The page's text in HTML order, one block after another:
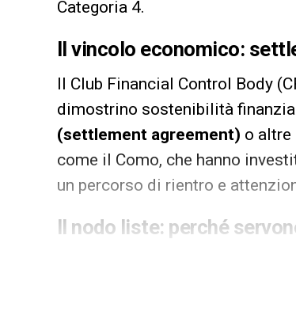
Categoria 4.
Il vincolo economico:
Il Club Financial Control Body
dimostrino sostenibilità
(settlement agreement) o altre
come il Como, che hanno
un percorso di rientro e
Il nodo liste: perché